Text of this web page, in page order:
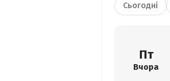
Сьогодні
Пт
Вчора